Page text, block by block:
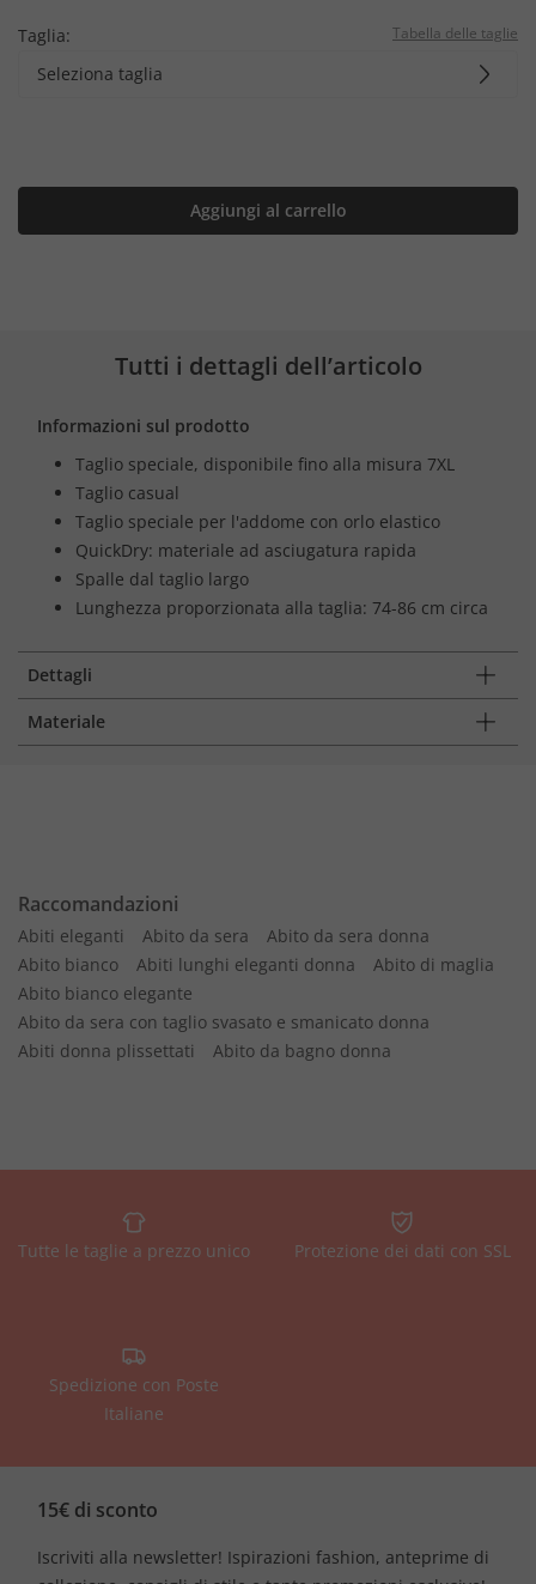
Taglia: Tabella delle taglie
Seleziona taglia
Aggiungi al carrello
Tutti i dettagli dell’articolo
Informazioni sul prodotto
Taglio speciale, disponibile fino alla misura 7XL
Taglio casual
Taglio speciale per l'addome con orlo elastico
QuickDry: materiale ad asciugatura rapida
Spalle dal taglio largo
Lunghezza proporzionata alla taglia: 74-86 cm circa
Dettagli
Materiale
Raccomandazioni
Abiti eleganti Abito da sera
Abito da sera donna
Abito bianco
Abiti lunghi eleganti donna
Abito di maglia
Abito bianco elegante
Abito da sera con taglio svasato e smanicato donna
Abiti donna plissettati
Abito da bagno donna
Tutte le taglie a prezzo unico Protezione dei dati con SSL
Spedizione con Poste
Italiane
15€ di sconto
Iscriviti alla newsletter! Ispirazioni fashion, anteprime di